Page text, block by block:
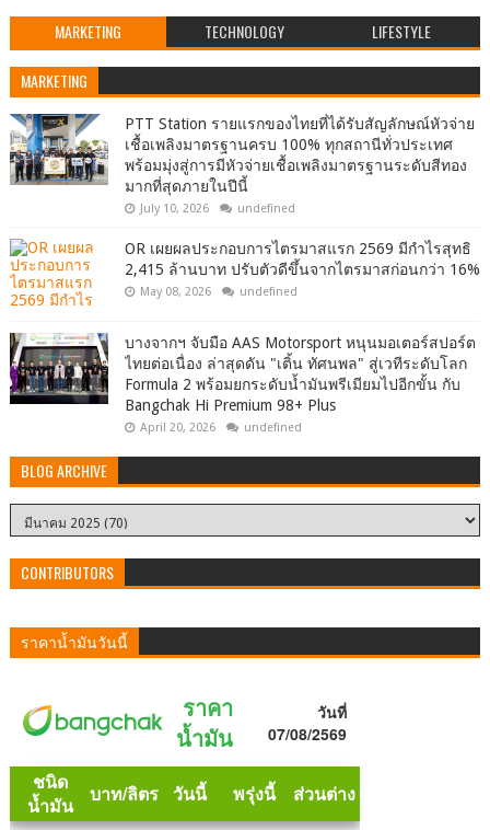
MARKETING TECHNOLOGY LIFESTYLE
MARKETING
PTT Station รายแรกของไทยที่ได้รับสัญลักษณ์หัวจ่าย
เชื้อเพลิงมาตรฐานครบ 100% ทุกสถานีทั่วประเทศ
พร้อมมุ่งสู่การมีหัวจ่ายเชื้อเพลิงมาตรฐานระดับสีทอง
มากที่สุดภายในปีนี้
July 10, 2026 undefined
OR เผยผลประกอบการไตรมาสแรก 2569 มีกำไรสุทธิ
2,415 ล้านบาท ปรับตัวดีขึ้นจากไตรมาสก่อนกว่า 16%
May 08, 2026 undefined
บางจากฯ จับมือ AAS Motorsport หนุนมอเตอร์สปอร์ต
ไทยต่อเนื่อง ล่าสุดดัน "เติ้น ทัศนพล" สู่เวทีระดับโลก
Formula 2 พร้อมยกระดับน้ำมันพรีเมียมไปอีกขั้น กับ
Bangchak Hi Premium 98+ Plus
April 20, 2026 undefined
BLOG ARCHIVE
CONTRIBUTORS
ราคาน้ำมันวันนี้